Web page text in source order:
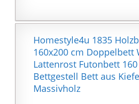
Schraube.
Außenmaß
Homestyle4u 1835
160x200 cm Doppelbett
Lattenrost Futonbett
Bettgestell Bett aus
Massivholz